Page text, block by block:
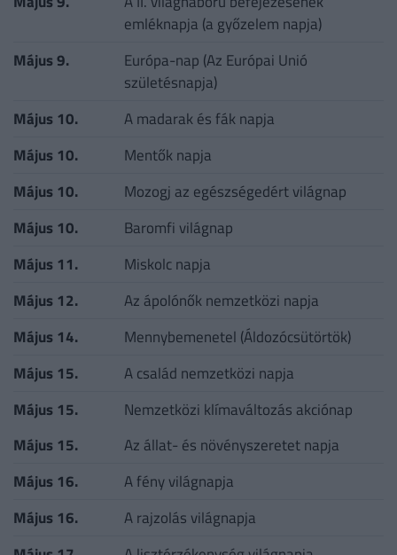
emléknapja (a győzelem napja)
Május 9.
Európa-nap (Az Európai Unió
születésnapja)
Május 10.
A madarak és fák napja
Május 10.
Mentők napja
Május 10.
Mozogj az egészségedért világnap
Május 10.
Baromfi világnap
Május 11.
Miskolc napja
Május 12.
Az ápolónők nemzetközi napja
Május 14.
Mennybemenetel (Áldozócsütörtök)
Május 15.
A család nemzetközi napja
Május 15.
Nemzetközi klímaváltozás akciónap
Május 15.
Az állat- és növényszeretet napja
Május 16.
A fény világnapja
Május 16.
A rajzolás világnapja